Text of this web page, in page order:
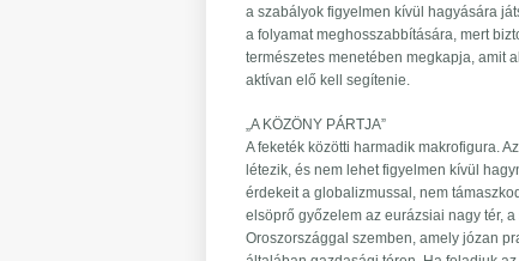
a szabályok figyelmen kívül hagyására
a folyamat meghosszabbítására, mert
természetes menetében megkapja, amit
aktívan elő kell segítenie.
„A KÖZÖNY PÁRTJA”
A feketék közötti harmadik makrofigura.
létezik, és nem lehet figyelmen kívül
érdekeit a globalizmussal, nem
elsöprő győzelem az eurázsiai nagy tér,
Oroszországgal szemben, amely józan